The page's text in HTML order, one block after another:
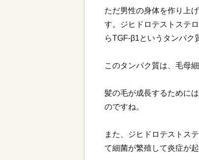
ただ男性の身体を作り上
す。ジヒドロテストステ
らTGF-β1というタンパク
このタンパク質は、毛母
髪の毛が成長するために
のですね。
また、ジヒドロテストス
て細菌が繁殖して炎症が